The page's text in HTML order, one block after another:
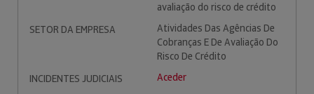
avaliação do risco de crédito
SETOR DA EMPRESA
Atividades Das Agências De
Cobranças E De Avaliação Do
Risco De Crédito
INCIDENTES JUDICIAIS
Aceder